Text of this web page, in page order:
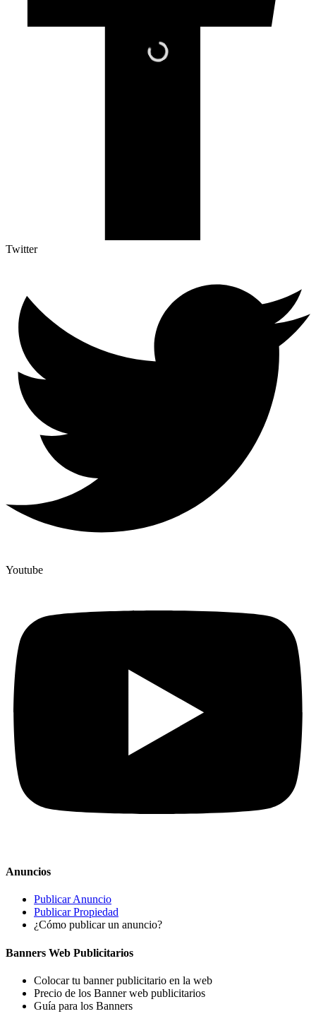
Twitter
Youtube
Anuncios
Publicar Anuncio
Publicar Propiedad
¿Cómo publicar un anuncio?
Banners Web Publicitarios
Colocar tu banner publicitario en la web
Precio de los Banner web publicitarios
Guía para los Banners